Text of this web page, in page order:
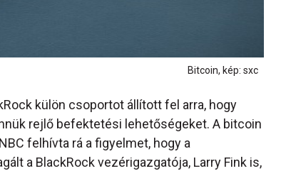
Bitcoin, kép: sxc
külön csoportot állított fel arra, hogy
rejlő befektetési lehetőségeket. A bitcoin
felhívta rá a figyelmet, hogy a
a BlackRock vezérigazgatója, Larry Fink is,